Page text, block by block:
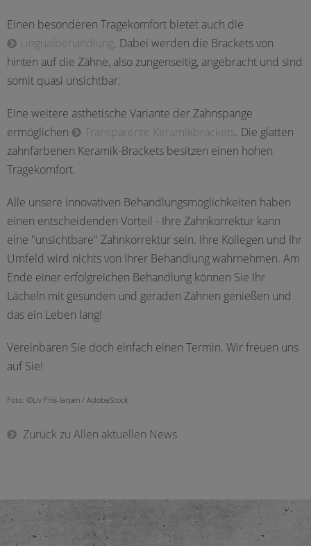
Einen besonderen Tragekomfort bietet auch die
Lingualbehandlung. Dabei werden die Brackets von
hinten auf die Zähne, also zungenseitig, angebracht und sind
somit quasi unsichtbar.
Eine weitere ästhetische Variante der Zahnspange
ermöglichen
Transparente Keramikbrackets. Die glatten
zahnfarbenen Keramik-Brackets besitzen einen hohen
Tragekomfort.
Alle unsere innovativen Behandlungsmöglichkeiten haben
einen entscheidenden Vorteil - Ihre Zahnkorrektur kann
eine "unsichtbare" Zahnkorrektur sein. Ihre Kollegen und Ihr
Umfeld wird nichts von Ihrer Behandlung wahrnehmen. Am
Ende einer erfolgreichen Behandlung können Sie Ihr
Lächeln mit gesunden und geraden Zähnen genießen und
das ein Leben lang!
Vereinbaren Sie doch einfach einen Termin. Wir freuen uns
auf Sie!
Foto: ©Liv Friis-larsen / AdobeStock
Zurück zu Allen aktuellen News